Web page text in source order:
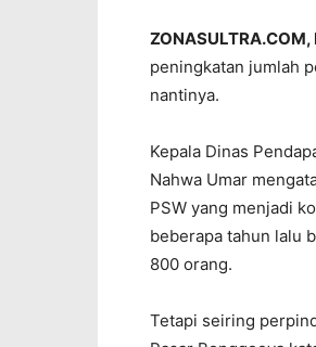
ZONASULTRA.COM,
peningkatan jumlah
nantinya.
Kepala Dinas
Nahwa Umar
PSW yang menjadi
beberapa tahun lalu
800 orang.
Tetapi seiring